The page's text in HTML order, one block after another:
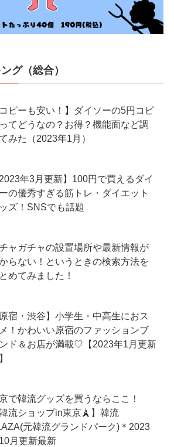
グ（総合）
コピーも安い！】ダイソーの5円コピ
てどうなの？お得？機能面など調
みた（2023年1月）
2023年3月更新】100円で買えるダイ
の優秀すぎる筋トレ・ダイエット
ズ！SNSでも話題
ャガチャの設置場所や最新情報が
らない！というときの検索方法を
めてみました！
原宿・渋谷】小学生・中高生におス
！かわいい原宿のファッションブ
ド＆お店が満載♡【2023年1月更新
で韓流グッズを買うならここ！
韓流ショップin東京🗼】韓流
元韓流グランドパーク)＊2023
月更新最新